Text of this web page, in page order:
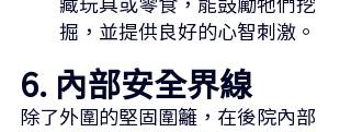
藏玩具或零食，能鼓勵牠們挖
掘，並提供良好的心智刺激。
6. 內部安全界線
除了外圍的堅固圍籬，在後院內部